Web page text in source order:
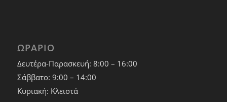
ΩΡΑΡΙΟ
Δευτέρα-Παρασκευή: 8:00 – 16:00
Σάββατο: 9:00 – 14:00
Κυριακή: Κλειστά